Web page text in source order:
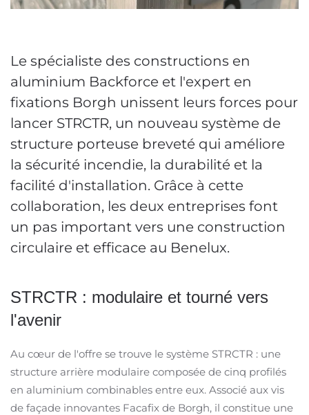
Le spécialiste des constructions en
aluminium Backforce et l'expert en
fixations Borgh unissent leurs forces pour
lancer STRCTR, un nouveau système de
structure porteuse breveté qui améliore
la sécurité incendie, la durabilité et la
facilité d'installation. Grâce à cette
collaboration, les deux entreprises font
un pas important vers une construction
circulaire et efficace au Benelux.
STRCTR : modulaire et tourné vers
l'avenir
Au cœur de l'offre se trouve le système STRCTR : une
structure arrière modulaire composée de cinq profilés
en aluminium combinables entre eux. Associé aux vis
de façade innovantes Facafix de Borgh, il constitue une